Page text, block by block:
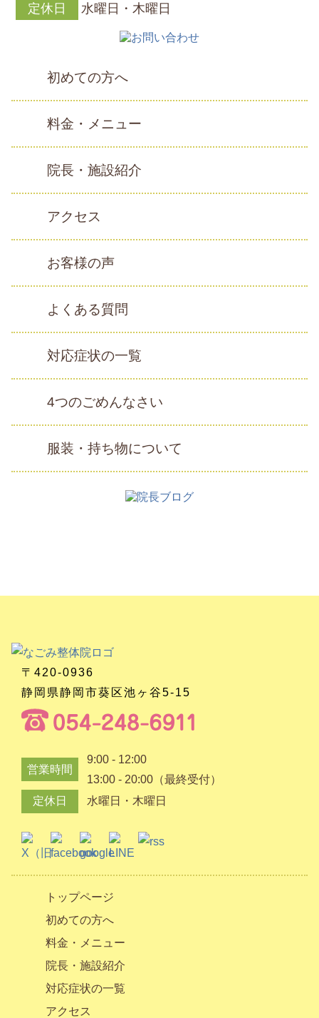
定休日 水曜日・木曜日
初めての方へ
料金・メニュー
院長・施設紹介
アクセス
お客様の声
よくある質問
対応症状の一覧
4つのごめんなさい
服装・持ち物について
〒420-0936
静岡県静岡市葵区池ヶ谷5-15
営業時間
9:00 - 12:00
13:00 - 20:00（最終受付）
定休日
水曜日・木曜日
トップページ
初めての方へ
料金・メニュー
院長・施設紹介
対応症状の一覧
アクセス